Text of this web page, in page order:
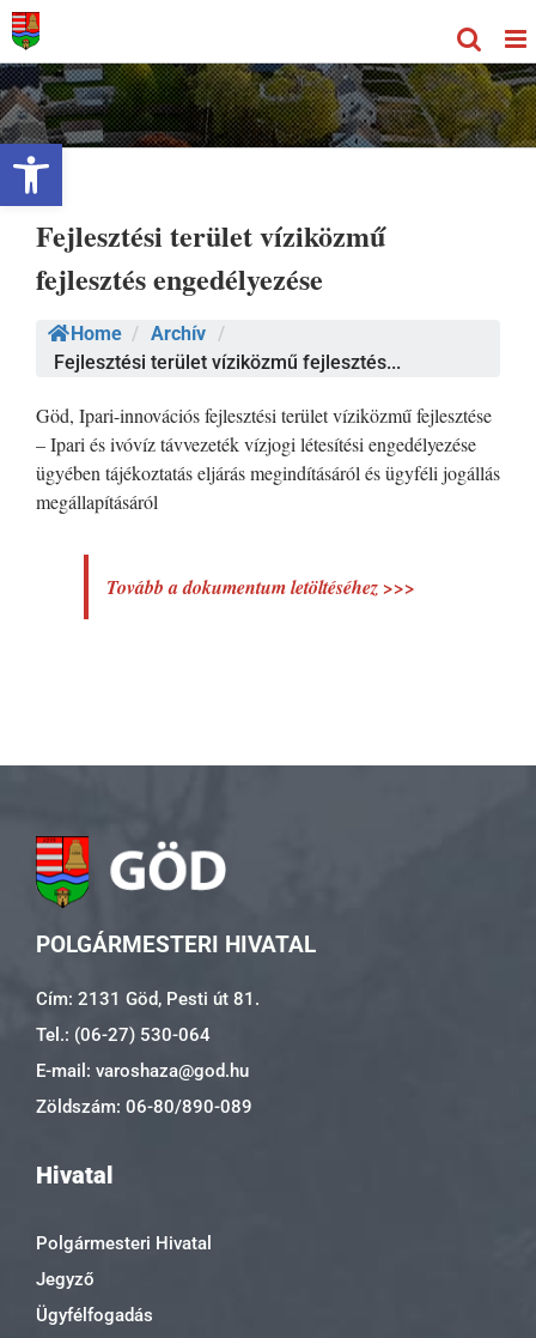
Eszköztár megnyitása
Kihagyás
Fejlesztési terület víziközmű
fejlesztés engedélyezése
Home / Archív /
Fejlesztési terület víziközmű fejlesztés...
Göd, Ipari-innovációs fejlesztési terület víziközmű fejlesztése
– Ipari és ivóvíz távvezeték vízjogi létesítési engedélyezése
ügyében tájékoztatás eljárás megindításáról és ügyféli jogállás
megállapításáról
Tovább a dokumentum letöltéséhez >>>
POLGÁRMESTERI HIVATAL
Cím: 2131 Göd, Pesti út 81.
Tel.: (06-27) 530-064
E-mail: varoshaza@god.hu
Zöldszám: 06-80/890-089
Hivatal
Polgármesteri Hivatal
Jegyző
Ügyfélfogadás